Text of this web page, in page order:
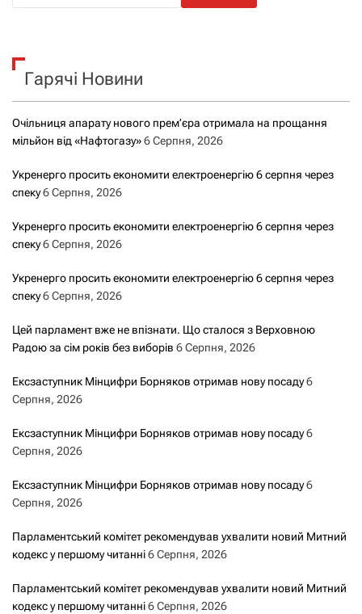
к
Гарячі Новини
Очільниця апарату нового прем’єра отримала на прощання
мільйон від «Нафтогазу»6 Серпня, 2026
Укренерго просить економити електроенергію 6 серпня через
спеку6 Серпня, 2026
Укренерго просить економити електроенергію 6 серпня через
спеку6 Серпня, 2026
Укренерго просить економити електроенергію 6 серпня через
спеку6 Серпня, 2026
Цей парламент вже не впізнати. Що сталося з Верховною
Радою за сім років без виборів 6 Серпня, 2026
Ексзаступник Мінцифри Борняков отримав нову посаду6
Серпня, 2026
Ексзаступник Мінцифри Борняков отримав нову посаду6
Серпня, 2026
Ексзаступник Мінцифри Борняков отримав нову посаду6
Серпня, 2026
Парламентський комітет рекомендував ухвалити новий Митний
кодекс у першому читанні6 Серпня, 2026
Парламентський комітет рекомендував ухвалити новий Митний
кодекс у першому читанні6 Серпня, 2026